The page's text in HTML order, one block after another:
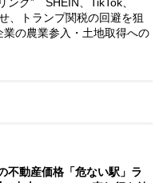
、トランプ関税の回避を狙
の農業参入・土地取得への
不動産価格「危ない駅」ラ